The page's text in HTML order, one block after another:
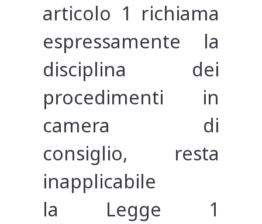
articolo 1 richiama
espressamente la
disciplina dei
procedimenti in
camera di
consiglio, resta
inapplicabile
la Legge 1